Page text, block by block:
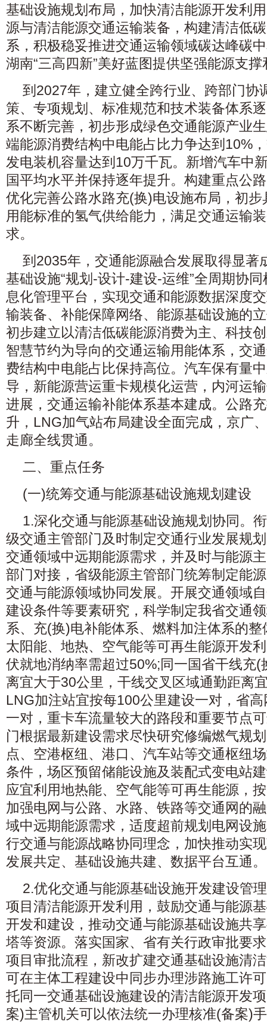
基础设施规划布局，加快清洁能源开发利
源与清洁能源交通运输装备，构建清洁低
系，积极稳妥推进交通运输领域碳达峰碳
湖南“三高四新”美好蓝图提供坚强能源支
到2027年，建立健全跨行业、跨部门协
策、专项规划、标准规范和技术装备体系
系不断完善，初步形成绿色交通能源产业
端能源消费结构中电能占比力争达到10%
发电装机容量达到10万千瓦。新增汽车中
国平均水平并保持逐年提升。构建重点公
优化完善公路水路充(换)电设施布局，初
用能标准的氢气供给能力，满足交通运输
求。
到2035年，交通能源融合发展取得显著
基础设施“规划-设计-建设-运维”全周期协
息化管理平台，实现交通和能源数据深度
输装备、补能保障网络、能源基础设施的
初步建立以清洁低碳能源消费为主、科技
智慧节约为导向的交通运输用能体系，交
费结构中电能占比保持高位。汽车保有量
导，新能源营运重卡规模化运营，内河运
进展，交通运输补能体系基本建成。公路
升，LNG加气站布局建设全面完成，京广
走廊全线贯通。
二、重点任务
(一)统筹交通与能源基础设施规划建设
1.深化交通与能源基础设施规划协同。
级交通主管部门及时制定交通行业发展规
交通领域中远期能源需求，并及时与能源
部门对接，省级能源主管部门统筹制定能
交通与能源领域协同发展。开展交通领域
建设条件等要素研究，科学制定我省交通
系、充(换)电补能体系、燃料加注体系的
太阳能、地热、空气能等可再生能源开发
伏就地消纳率需超过50%;同一国省干线充(
离宜大于30公里，干线交叉区域通勤距离
LNG加注站宜按每100公里建设一对，省
一对，重卡车流量较大的路段和重要节点
门根据最新建设需求尽快研究修编燃气规
点、空港枢纽、港口、汽车站等交通枢纽
条件，场区预留储能设施及装配式变电站
应宜利用地热能、空气能等可再生能源，
加强电网与公路、水路、铁路等交通网的
域中远期能源需求，适度超前规划电网设
行交通与能源战略协同理念，加快推动实
发展共定、基础设施共建、数据平台互通。
2.优化交通与能源基础设施开发建设管
项目清洁能源开发利用，鼓励交通与能源
开发和建设，推动交通与能源基础设施共
塔等资源。落实国家、省有关行政审批要
项目审批流程，新改扩建交通基础设施清
可在主体工程建设中同步办理涉路施工许
托同一交通基础设施建设的清洁能源开发
案)主管机关可以依法统一办理核准(备案)